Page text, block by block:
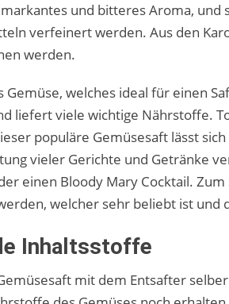
und bitteres Aroma,
verfeinert werden. Aus den
werden.
Gemüse, welches ideal für einen
liefert viele wichtige Nährstoffe.
populäre Gemüsesaft lässt
vieler Gerichte und Getränke
einen Bloody Mary Cocktail.
welcher sehr beliebt ist und
Inhaltsstoffe
mit dem Entsafter